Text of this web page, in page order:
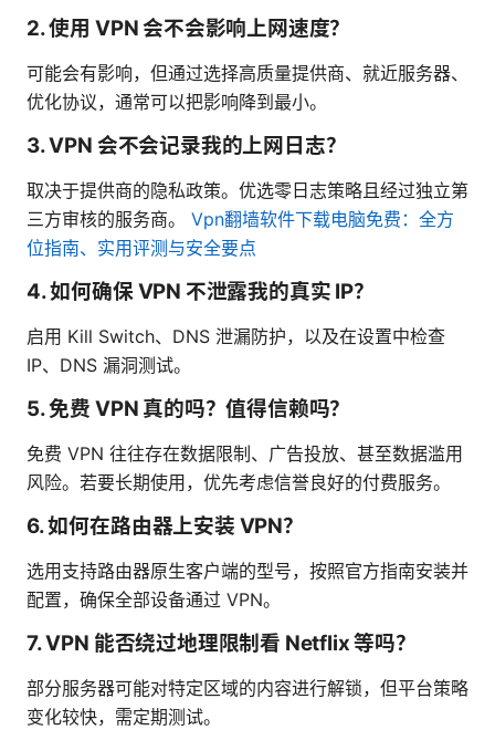
2. 使用 VPN 会不会影响上网速度？
可能会有影响，但通过选择高质量提供商、就近服务器、
优化协议，通常可以把影响降到最小。
3. VPN 会不会记录我的上网日志？
取决于提供商的隐私政策。优选零日志策略且经过独立第
三方审核的服务商。 Vpn翻墙软件下载电脑免费：全方
位指南、实用评测与安全要点
4. 如何确保 VPN 不泄露我的真实 IP？
启用 Kill Switch、DNS 泄漏防护，以及在设置中检查
IP、DNS 漏洞测试。
5. 免费 VPN 真的吗？值得信赖吗？
免费 VPN 往往存在数据限制、广告投放、甚至数据滥用
风险。若要长期使用，优先考虑信誉良好的付费服务。
6. 如何在路由器上安装 VPN？
选用支持路由器原生客户端的型号，按照官方指南安装并
配置，确保全部设备通过 VPN。
7. VPN 能否绕过地理限制看 Netflix 等吗？
部分服务器可能对特定区域的内容进行解锁，但平台策略
变化较快，需定期测试。